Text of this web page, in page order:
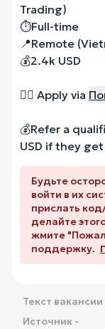
Trading)
⏱️Full-time
📍Remote
💰2.4k USD
✍🏾 Apply via
💰Refer a
USD if they
Будьте
войти в их
прислать
делайте
жмите
поддержку.
Текст
Источник -